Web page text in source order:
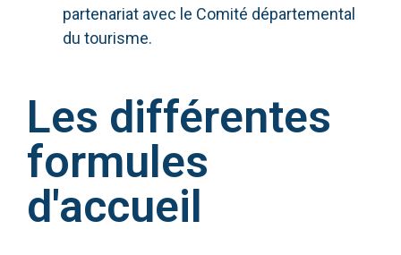
partenariat avec le Comité départemental
du tourisme.
Les différentes
formules
d'accueil